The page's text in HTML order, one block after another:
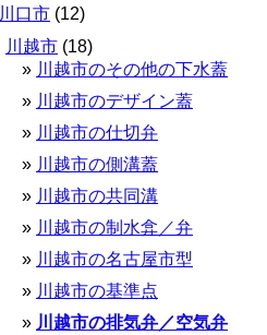
川口市 (12)
川越市 (18)
川越市のその他の下水蓋
川越市のデザイン蓋
川越市の仕切弁
川越市の側溝蓋
川越市の共同溝
川越市の制水弇／弁
川越市の名古屋市型
川越市の基準点
川越市の排気弁／空気弁